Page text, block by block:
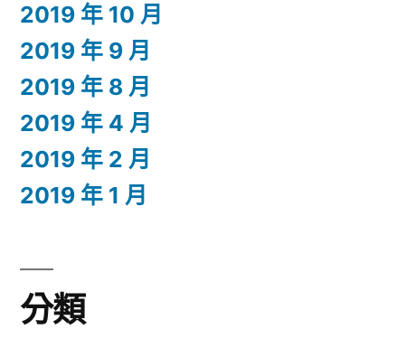
2019 年 10 月
2019 年 9 月
2019 年 8 月
2019 年 4 月
2019 年 2 月
2019 年 1 月
分類